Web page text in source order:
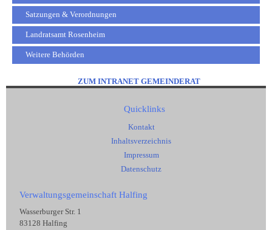
Satzungen & Verordnungen
Landratsamt Rosenheim
Weitere Behörden
ZUM INTRANET GEMEINDERAT
Quicklinks
Kontakt
Inhaltsverzeichnis
Impressum
Datenschutz
Verwaltungsgemeinschaft Halfing
Wasserburger Str. 1
83128 Halfing